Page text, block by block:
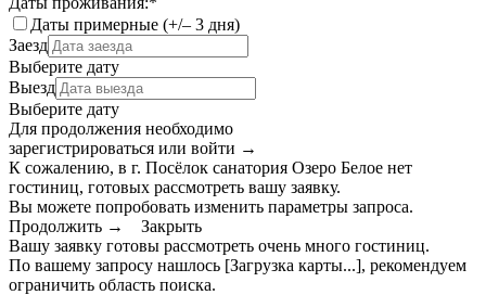
Даты примерные (+/– 3 дня)
Заезд
Выберите дату
Выезд
Выберите дату
Для продолжения необходимо
зарегистрироваться или войти →
К сожалению, в г. Посёлок санатория Озеро Белое нет
гостиниц, готовых рассмотреть вашу заявку.
Вы можете попробовать изменить параметры запроса.
Продолжить →
Закрыть
Вашу заявку готовы рассмотреть очень много гостиниц.
По вашему запросу нашлось [Загрузка карты...], рекомендуем
ограничить область поиска.